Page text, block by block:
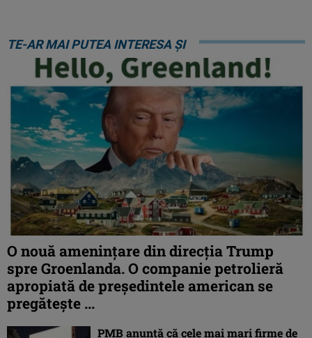
TE-AR MAI PUTEA INTERESA ȘI
O nouă amenințare din direcția Trump
spre Groenlanda. O companie petrolieră
apropiată de președintele american se
pregătește ...
PMB anunță că cele mai mari firme de